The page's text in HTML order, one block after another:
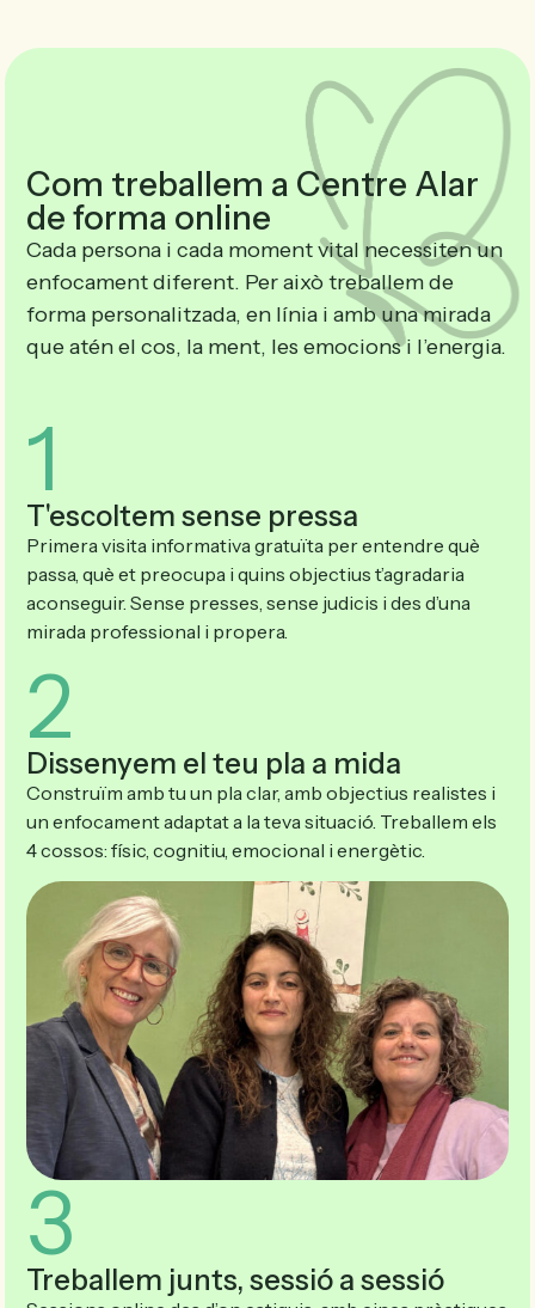
Com treballem a Centre Alar
de forma online
Cada persona i cada moment vital necessiten un
enfocament diferent. Per això treballem de
forma personalitzada, en línia i amb una mirada
que atén el cos, la ment, les emocions i l’energia.
1
T'escoltem sense pressa
Primera visita informativa gratuïta per entendre què
passa, què et preocupa i quins objectius t’agradaria
aconseguir. Sense presses, sense judicis i des d’una
mirada professional i propera.
2
Dissenyem el teu pla a mida
Construïm amb tu un pla clar, amb objectius realistes i
un enfocament adaptat a la teva situació. Treballem els
4 cossos: físic, cognitiu, emocional i energètic.
3
Treballem junts, sessió a sessió